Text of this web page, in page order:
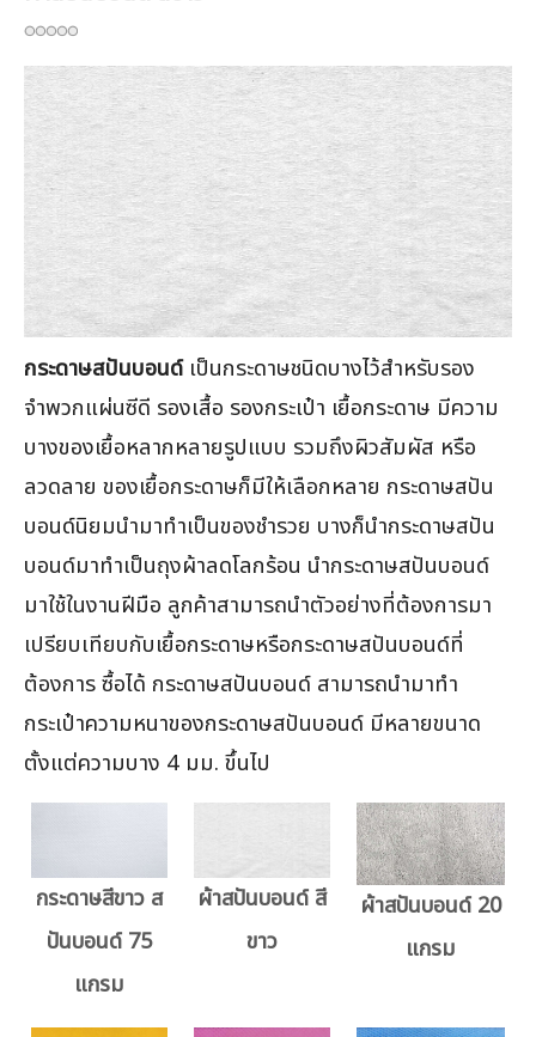
กระดาษสปันบอนด์เป็นกระดาษชนิดบางไว้สำหรับรอง
จำพวกแผ่นซีดี รองเสื้อ รองกระเป๋า เยื้อกระดาษ มีความ
บางของเยื้อหลากหลายรูปแบบ รวมถึงผิวสัมผัส หรือ
ลวดลาย ของเยื้อกระดาษก็มีให้เลือกหลาย กระดาษสปัน
บอนด์นิยมนำมาทำเป็นของชำรวย บางก็นำกระดาษสปัน
บอนด์มาทำเป็นถุงผ้าลดโลกร้อน นำกระดาษสปันบอนด์
มาใช้ในงานฝีมือ ลูกค้าสามารถนำตัวอย่างที่ต้องการมา
เปรียบเทียบกับเยื้อกระดาษหรือกระดาษสปันบอนด์ที่
ต้องการ ซื้อได้ กระดาษสปันบอนด์ สามารถนำมาทำ
กระเป๋าความหนาของกระดาษสปันบอนด์ มีหลายขนาด
ตั้งแต่ความบาง 4 มม. ขึ้นไป
กระดาษสีขาว ส
ปันบอนด์ 75
แกรม
ผ้าสปันบอนด์ สี
ขาว
ผ้าสปันบอนด์ 20
แกรม